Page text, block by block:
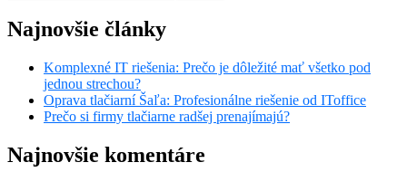
Najnovšie články
Komplexné IT riešenia: Prečo je dôležité mať všetko pod
jednou strechou?
Oprava tlačiarní Šaľa: Profesionálne riešenie od IToffice
Prečo si firmy tlačiarne radšej prenajímajú?
Najnovšie komentáre